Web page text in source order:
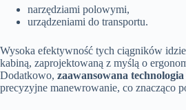
narzędziami polowymi,
urządzeniami do transportu.
Wysoka efektywność tych ciągników
kabiną, zaprojektowaną z myślą o
Dodatkowo, zaawansowana
precyzyjne manewrowanie, co znacząco